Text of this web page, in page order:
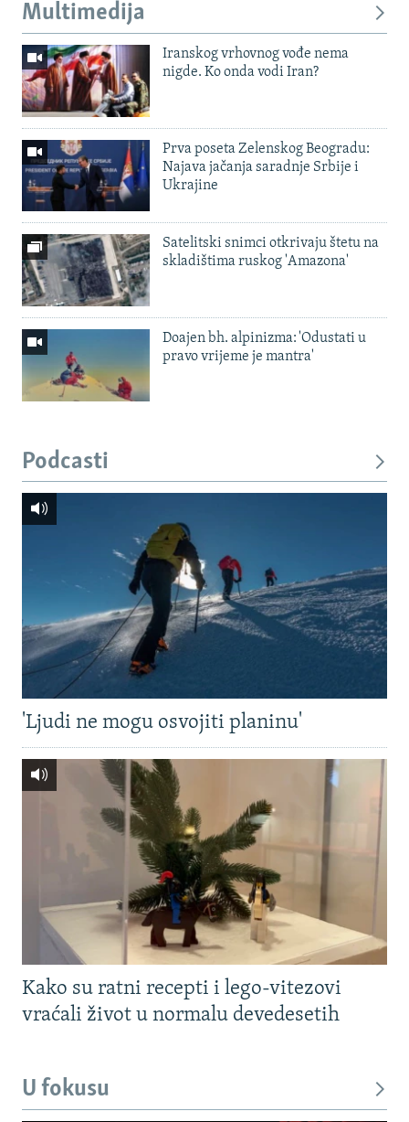
Multimedija
Iranskog vrhovnog vođe nema
nigde. Ko onda vodi Iran?
Prva poseta Zelenskog Beogradu:
Najava jačanja saradnje Srbije i
Ukrajine
Satelitski snimci otkrivaju štetu na
skladištima ruskog 'Amazona'
Doajen bh. alpinizma: 'Odustati u
pravo vrijeme je mantra'
Podcasti
'Ljudi ne mogu osvojiti planinu'
Kako su ratni recepti i lego-vitezovi
vraćali život u normalu devedesetih
U fokusu